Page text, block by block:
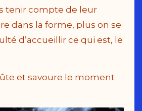
tenir compte de leur
dans la forme, plus on se
d’accueillir ce qui est, le
et savoure le moment